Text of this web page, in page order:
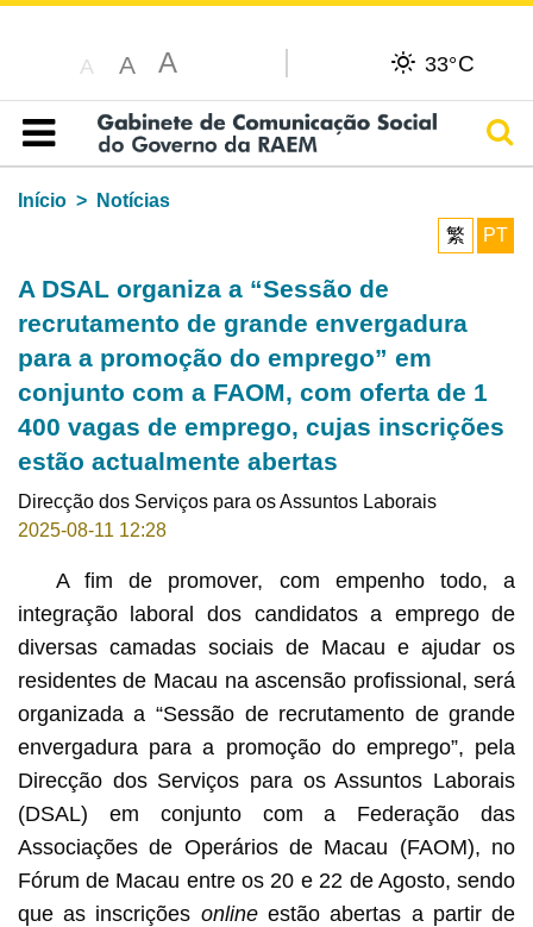
A A A 33°C
Índice
Início
Notícias
繁
PT
A DSAL organiza a “Sessão de
recrutamento de grande envergadura
para a promoção do emprego” em
conjunto com a FAOM, com oferta de 1
400 vagas de emprego, cujas inscrições
estão actualmente abertas
Direcção dos Serviços para os Assuntos Laborais
2025-08-11 12:28
A fim de promover, com empenho todo, a
integração laboral dos candidatos a emprego de
diversas camadas sociais de Macau e ajudar os
residentes de Macau na ascensão profissional, será
organizada a “Sessão de recrutamento de grande
envergadura para a promoção do emprego”, pela
Direcção dos Serviços para os Assuntos Laborais
(DSAL) em conjunto com a Federação das
Associações de Operários de Macau (FAOM), no
Fórum de Macau entre os 20 e 22 de Agosto, sendo
que as inscrições onlineestão abertas a partir de